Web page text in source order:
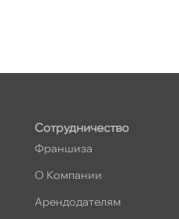
Сотрудничество
Франшиза
О Компании
Арендодателям